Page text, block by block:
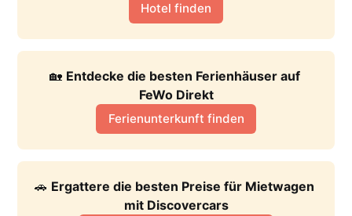
Hotel finden
🏡 Entdecke die besten Ferienhäuser auf
FeWo Direkt
Ferienunterkunft finden
🚗 Ergattere die besten Preise für Mietwagen
mit Discovercars